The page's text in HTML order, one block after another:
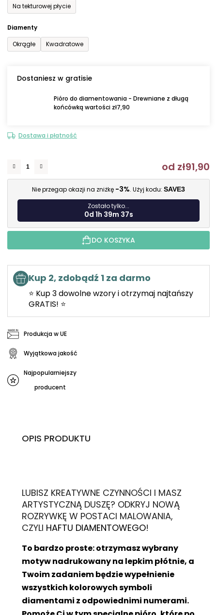
Na tekturowej płycie
Diamenty
Okrągłe
Kwadratowe
Dostaniesz w gratisie
Pióro do diamentowania - Drewniane z długą
końcówką wartości zł7,90
Dostawa i płatność
od zł91,90
Nie przegap okazji na zniżkę -3%. Użyj kodu: SAVE3
Zostało tylko...
0d 1h 39m 35s
DO KOSZYKA
Kup 2, zdobądź 1 za darmo
⭐ Kup 3 dowolne wzory i otrzymaj najtańszy
GRATIS! ⭐
Produkcja w UE
Wyjątkowa jakość
Najpopularniejszy
producent
OPIS PRODUKTU
LUBISZ KREATYWNE CZYNNOŚCI I MASZ
ARTYSTYCZNĄ DUSZĘ? ODKRYJ NOWĄ
ROZRYWKĘ W POSTACI MALOWANIA,
CZYLI HAFTU DIAMENTOWEGO!
To bardzo proste: otrzymasz wybrany
motyw nadrukowany na lepkim płótnie, a
Twoim zadaniem będzie wypełnienie
wszystkich kolorowych symboli
diamentami z odpowiednimi numerami.